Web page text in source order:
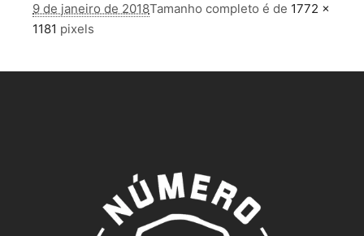
9 de janeiro de 2018Tamanho completo é de 1772 ×
1181 pixels